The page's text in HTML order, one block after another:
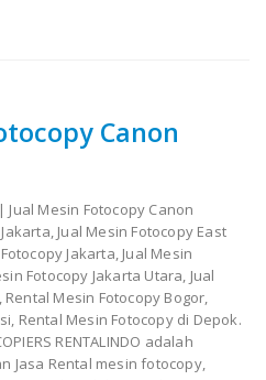
Canon
Jual Mesin Fotocopy Canon
Jual Mesin Fotocopy East
Jakarta, Jual Mesin
Fotocopy Jakarta Utara, Jual
Mesin Fotocopy Bogor,
Rental Mesin Fotocopy di Depok.
RENTALINDO adalah
Jasa Rental mesin fotocopy,